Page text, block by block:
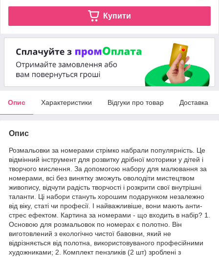
Купити
Опис Характеристики Відгуки про товар Доставка
Опис
Розмальовки за номерами стрімко набрали популярність. Це
відмінний інструмент для розвитку дрібної моторики у дітей і
творчого мислення. За допомогою набору для малювання за
номерами, всі без винятку зможуть оволодіти мистецтвом
живопису, відчути радість творчості і розкрити свої внутрішні
таланти. Ці набори стануть хорошим подарунком незалежно
від віку, статі чи професії. І найважливіше, вони мають анти-
стрес ефектом. Картина за номерами - що входить в набір? 1.
Основою для розмальовок по номерах є полотно. Він
виготовлений з екологічно чистої бавовни, який не
відрізняється від полотна, використовуваного професійними
художниками; 2. Комплект пензликів (2 шт) зроблені з